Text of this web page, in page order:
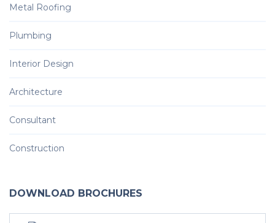
Metal Roofing
Plumbing
Interior Design
Architecture
Consultant
Construction
DOWNLOAD BROCHURES